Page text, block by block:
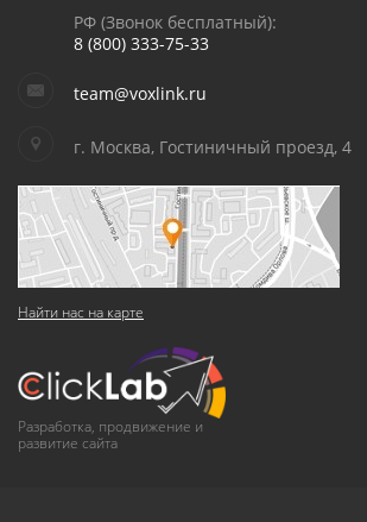
РФ (Звонок бесплатный):
8 (800) 333-75-33
team@voxlink.ru
г. Москва, Гостиничный проезд, 4
Найти нас на карте
Разработка, продвижение и
развитие сайта